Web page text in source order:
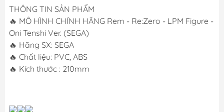
THÔNG TIN SẢN PHẨM
🔥 MÔ HÌNH CHÍNH HÃNG Rem - Re:Zero - LPM Figure -
Oni Tenshi Ver. (SEGA)
🔥 Hãng SX: SEGA
🔥 Chất liệu: PVC, ABS
🔥 Kích thước : 210mm